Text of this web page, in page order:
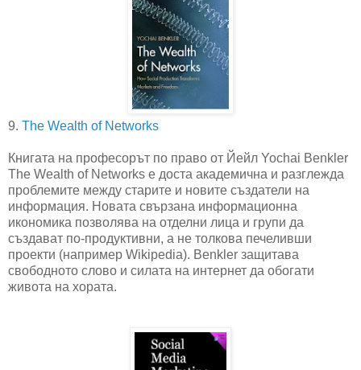
9. The Wealth of Networks
Книгата на професорът по право от Йейл Yochai Benkler
The Wealth of Networks е доста академична и разглежда
проблемите между старите и новите създатели на
информация. Новата свързана информационна
икономика позволява на отделни лица и групи да
създават по-продуктивни, а не толкова печеливши
проекти (например Wikipedia). Benkler защитава
свободното слово и силата на интернет да обогати
живота на хората.